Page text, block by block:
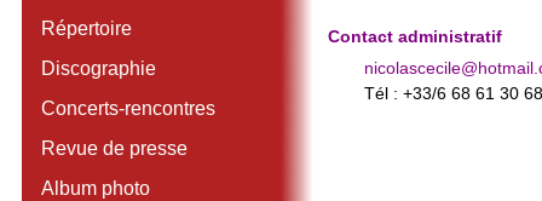
Répertoire
Discographie
Concerts-rencontres
Revue de presse
Album photo
Contact administratif
Tél : +33/6 68 61 30 68